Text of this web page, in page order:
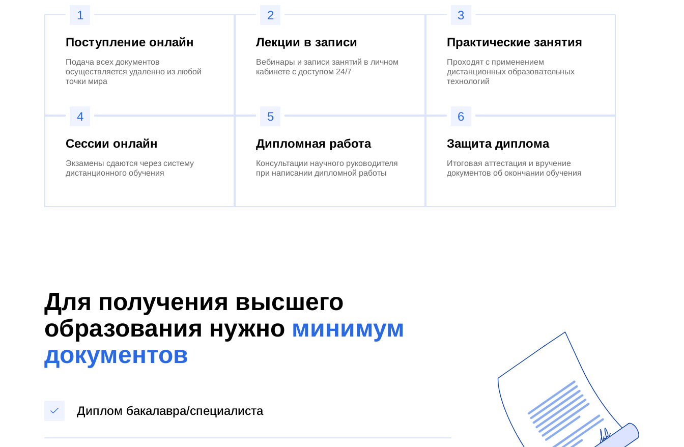
1
Поступление онлайн
Подача всех документов
осуществляется удаленно из любой
точки мира
2
Лекции в записи
Вебинары и записи занятий в личном
кабинете с доступом 24/7
3
Практические занятия
Проходят с применением
дистанционных образовательных
технологий
4
Сессии онлайн
Экзамены сдаются через систему
дистанционного обучения
5
Дипломная работа
Консультации научного руководителя
при написании дипломной работы
6
Защита диплома
Итоговая аттестация и вручение
документов об окончании обучения
Для получения высшего
образования нужно минимум
документов
Диплом бакалавра/специалиста